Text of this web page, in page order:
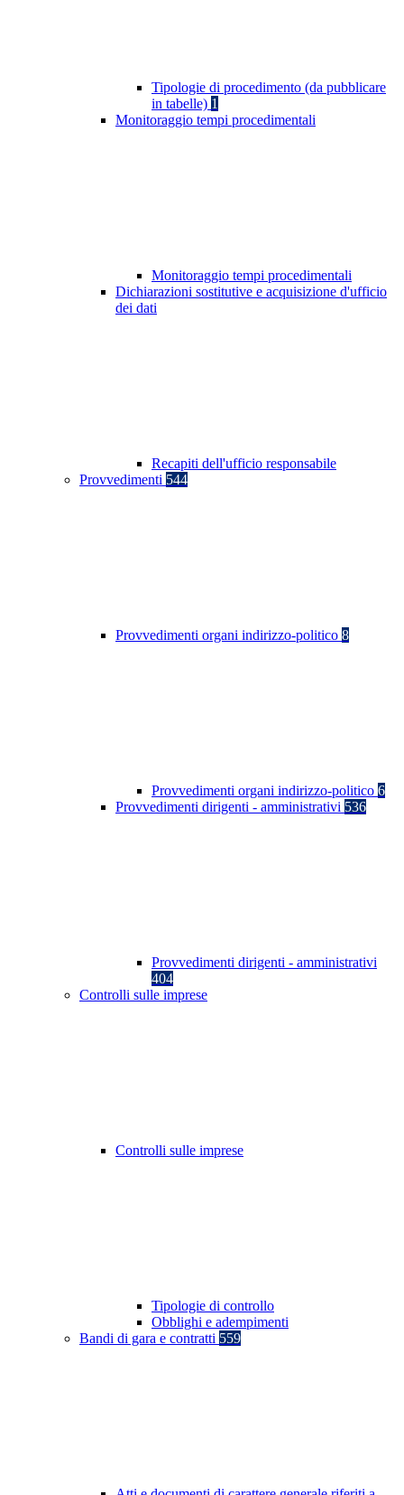
Tipologie di procedimento (da pubblicare
in tabelle) 1
Monitoraggio tempi procedimentali
Monitoraggio tempi procedimentali
Dichiarazioni sostitutive e acquisizione d'ufficio
dei dati
Recapiti dell'ufficio responsabile
Provvedimenti 544
Provvedimenti organi indirizzo-politico 8
Provvedimenti organi indirizzo-politico 6
Provvedimenti dirigenti - amministrativi 536
Provvedimenti dirigenti - amministrativi
404
Controlli sulle imprese
Controlli sulle imprese
Tipologie di controllo
Obblighi e adempimenti
Bandi di gara e contratti 559